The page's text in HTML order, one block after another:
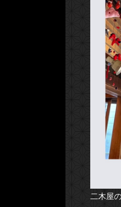
二木屋